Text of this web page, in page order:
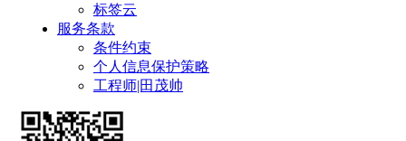
标签云
服务条款
条件约束
个人信息保护策略
工程师|田茂帅